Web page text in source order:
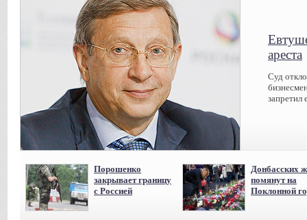
ареста
Суд
запретил
Порошенко
закрывает границу
с Россией
Донбасских
помянут на
Поклонной